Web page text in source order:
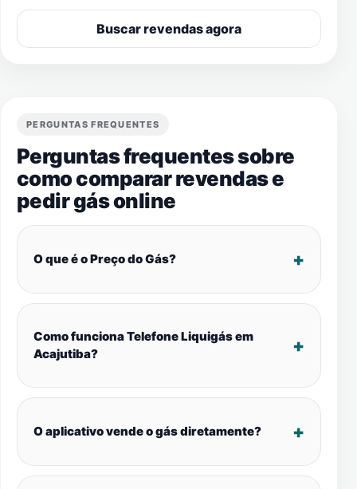
Buscar revendas agora
PERGUNTAS FREQUENTES
Perguntas frequentes sobre
como comparar revendas e
pedir gás online
O que é o Preço do Gás?
Como funciona Telefone Liquigás em
Acajutiba?
O aplicativo vende o gás diretamente?